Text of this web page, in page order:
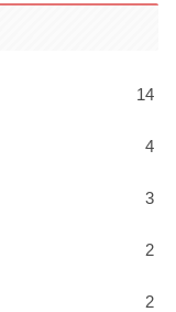
14
4
3
2
2